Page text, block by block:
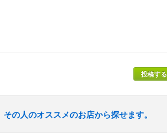
投稿する
の人のオススメのお店から探せます。